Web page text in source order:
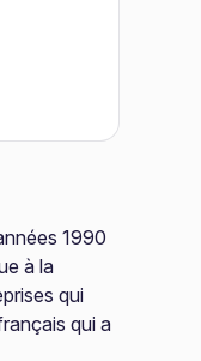
1990
à la
qui
qui a